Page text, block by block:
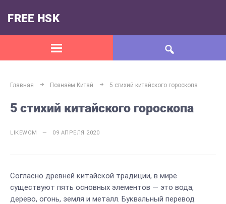
FREE HSK
Главная Познаём Kитай 5 стихий китайского гороскопа
5 стихий китайского гороскопа
LIKEWOM — 09 АПРЕЛЯ 2020
Согласно древней китайской традиции, в мире
существуют пять основных элементов — это вода,
дерево, огонь, земля и металл. Буквальный перевод